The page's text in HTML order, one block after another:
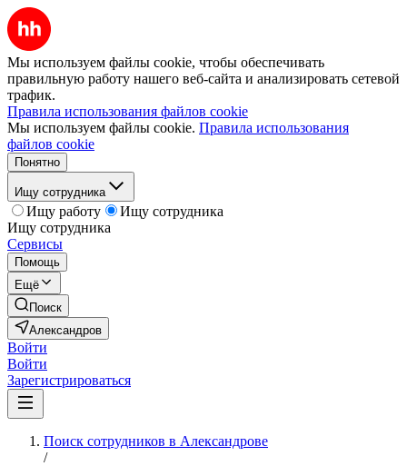
Мы используем файлы cookie, чтобы обеспечивать
правильную работу нашего веб-сайта и анализировать сетевой
трафик.
Правила использования файлов cookie
Мы используем файлы cookie. Правила использования
файлов cookie
Понятно
Ищу сотрудника
Ищу работу
Ищу сотрудника
Ищу сотрудника
Сервисы
Помощь
Ещё
Поиск
Александров
Войти
Войти
Зарегистрироваться
Поиск сотрудников в Александрове
/